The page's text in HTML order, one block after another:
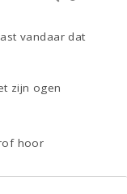
vandaar dat
zijn ogen
hoor